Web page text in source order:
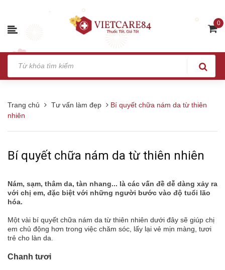
0
Trang chủ Tư vấn làm đẹp
Bí quyết chữa nám da từ thiên
nhiên
Bí quyết chữa nám da từ thiên nhiên
Nám, sạm, thâm da, tàn nhang... là các vấn đề dễ dàng xảy ra
với chị em, đặc biệt với những người bước vào độ tuổi lão
hóa.
Một vài bí quyết chữa nám da từ thiên nhiên dưới đây sẽ giúp chị
em chủ động hơn trong việc chăm sóc, lấy lại vẻ mịn màng, tươi
trẻ cho làn da.
Chanh tươi